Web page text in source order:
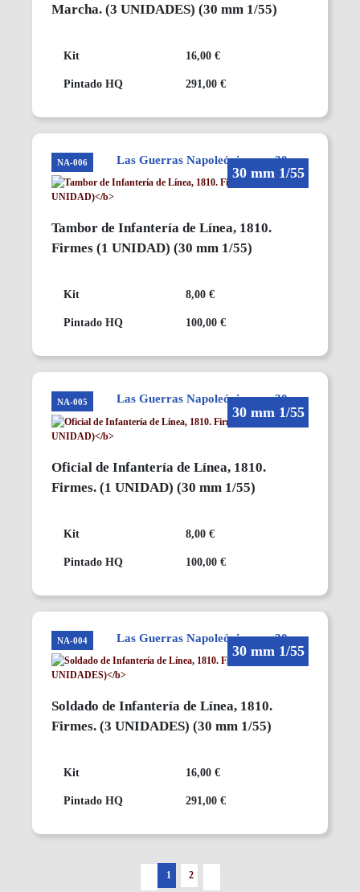
Marcha. (3 UNIDADES) (30 mm 1/55)
Kit 16,00 €
Pintado HQ 291,00 €
NA-006 Las Guerras Napoleónicas en 30mm
30 mm 1/55
Tambor de Infantería de Línea, 1810.
Firmes (1 UNIDAD) (30 mm 1/55)
Kit 8,00 €
Pintado HQ 100,00 €
NA-005 Las Guerras Napoleónicas en 30mm
30 mm 1/55
Oficial de Infantería de Línea, 1810.
Firmes. (1 UNIDAD) (30 mm 1/55)
Kit 8,00 €
Pintado HQ 100,00 €
NA-004 Las Guerras Napoleónicas en 30mm
30 mm 1/55
Soldado de Infantería de Línea, 1810.
Firmes. (3 UNIDADES) (30 mm 1/55)
Kit 16,00 €
Pintado HQ 291,00 €
1 2